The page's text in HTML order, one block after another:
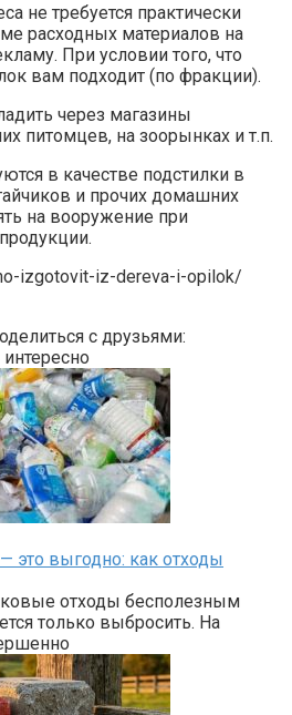
не требуется практически
расходных материалов на
При условии того, что
вам подходит (по фракции).
через магазины
питомцев, на зоорынках и т.п.
в качестве подстилки в
и прочих домашних
на вооружение при
izgotovit-iz-dereva-i-opilok/
с друзьями:
это выгодно: как отходы
отходы бесполезным
только выбросить. На